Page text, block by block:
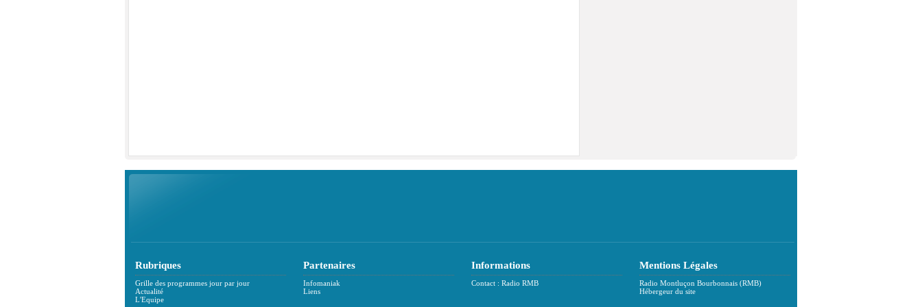
Rubriques
Grille des programmes jour par jour
Actualité
L'Equipe
Partenaires
Infomaniak
Liens
Informations
Contact : Radio RMB
Mentions Légales
Radio Montluçon Bourbonnais (RMB)
Hébergeur du site